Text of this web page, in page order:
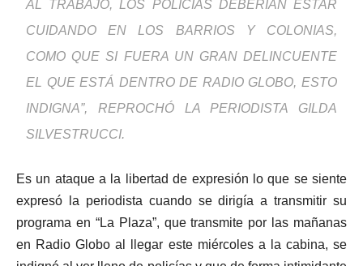
AL TRABAJO, LOS POLICÍAS DEBERÍAN ESTAR
CUIDANDO EN LOS BARRIOS Y COLONIAS,
COMO QUE SI FUERA UN GRAN DELINCUENTE
EL QUE ESTÁ DENTRO DE RADIO GLOBO, ESTO
INDIGNA”, REPROCHÓ LA PERIODISTA GILDA
SILVESTRUCCI.
Es un ataque a la libertad de expresión lo que se siente
expresó la periodista cuando se dirigía a transmitir su
programa en “La Plaza”, que transmite por las mañanas
en Radio Globo al llegar este miércoles a la cabina, se